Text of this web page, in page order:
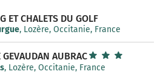
ET CHALETS DU GOLF
, Lozère, Occitanie, France
GEVAUDAN AUBRAC
, Lozère, Occitanie, France